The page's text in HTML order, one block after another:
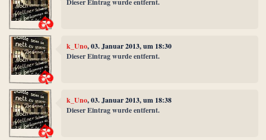
k_Uno, 03. Januar 2013, um 18:30
Dieser Eintrag wurde entfernt.
k_Uno, 03. Januar 2013, um 18:38
Dieser Eintrag wurde entfernt.